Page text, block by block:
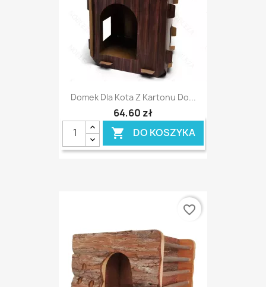
Domek Dla Kota Z Kartonu Do...
64,60 zł
 DO KOSZYKA
favorite_border